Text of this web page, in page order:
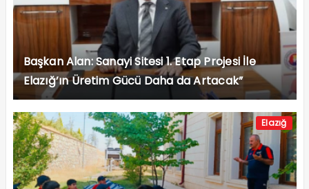
Başkan Alan: Sanayi Sitesi 1. Etap Projesi İle
Elazığ’ın Üretim Gücü Daha da Artacak”
Elazığ